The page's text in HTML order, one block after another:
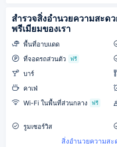
สำรวจสิ่งอำนวยความสะด
พรีเมียมของเรา
พื้นที่อาบแดด
ที่จอดรถส่วนตัว ฟรี
บาร์
คาเฟ่
Wi-Fi ในพื้นที่ส่วนกลาง
ฟรี
รูมเซอร์วิส
สิ่งอำนวยความสะ